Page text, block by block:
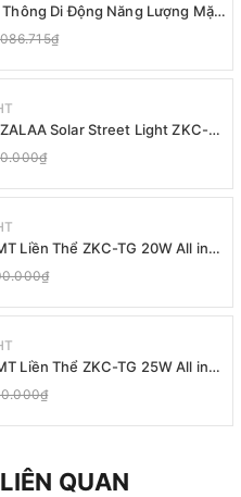
Di Động Năng Lượng Mặt
Solar Street Light ZKC-
In One
Liền Thể ZKC-TG 20W All in
Light
Liền Thể ZKC-TG 25W All in
Light
QUAN